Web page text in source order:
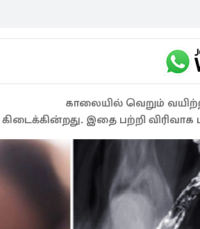
காலையில் வெறும்
இதை பற்றி விரிவாக